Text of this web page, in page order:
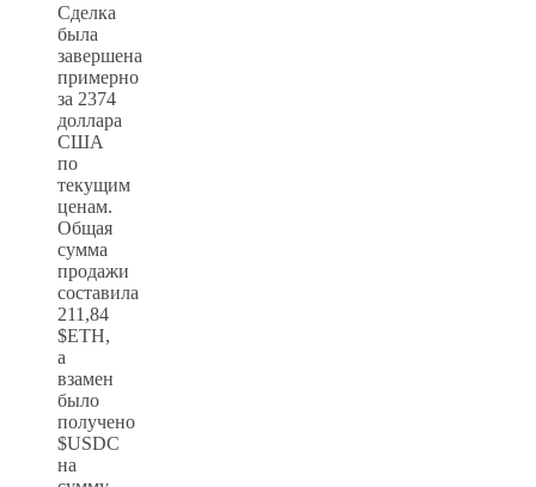
Сделка
была
завершена
примерно
за 2374
доллара
США
по
текущим
ценам.
Общая
сумма
продажи
составила
211,84
$ETH,
а
взамен
было
получено
$USDC
на